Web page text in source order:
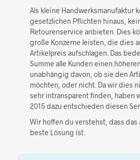
Als kleine Handwerksmanufaktur
gesetzlichen Pflichten hinaus,
Retourenservice anbieten. Dies
große Konzerne leisten, die dies
Artikelpreis aufschlagen. Das
Summe alle Kunden einen
unabhängig davon, ob sie den
möchten, oder nicht. Da wir dies
sehr intransparent finden, haben
2015 dazu entschieden diesen
Wir hoffen du verstehst, dass das
beste Lösung ist.